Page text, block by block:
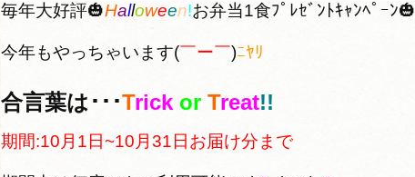
毎年大好評🎃Halloween!お弁当1食ﾌﾟﾚｾﾞﾝﾄｷｬﾝﾍﾟｰﾝ🎃
今年もやっちゃいます(￣ー￣)ﾆﾔﾘ
合言葉は･･･Trick or Treat!!
期間:10月1日~10月31日お届け分まで